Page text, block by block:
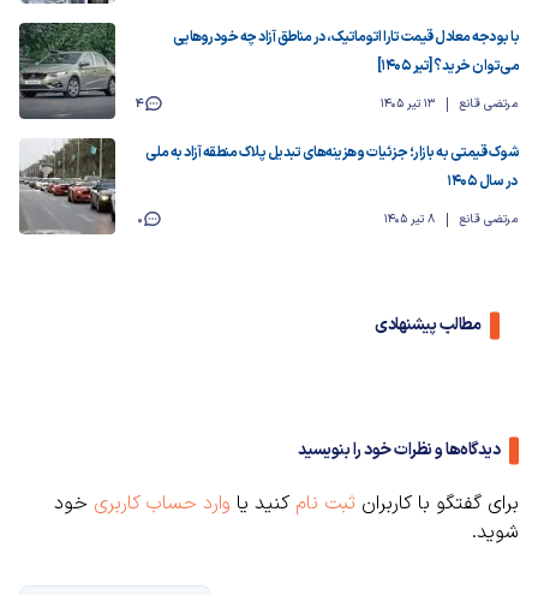
با بودجه‌ معادل قیمت تارا اتوماتیک، در مناطق آزاد چه خودروهایی
می‌توان خرید؟ [تیر ۱۴۰۵]
مرتضی قانع 13 تیر 1405 4
شوک قیمتی به بازار؛ جزئیات و هزینه‌های تبدیل پلاک منطقه آزاد به ملی
در سال ۱۴۰۵
مرتضی قانع 8 تیر 1405 0
مطالب پیشنهادی
دیدگاه‌ها و نظرات خود را بنویسید
برای گفتگو با کاربران ثبت نام کنید یا وارد حساب کاربری خود
شوید.